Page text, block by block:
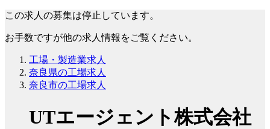
この求人の募集は停止しています。
お手数ですが他の求人情報をご覧ください。
工場・製造業求人
奈良県の工場求人
奈良市の工場求人
UTエージェント株式会社